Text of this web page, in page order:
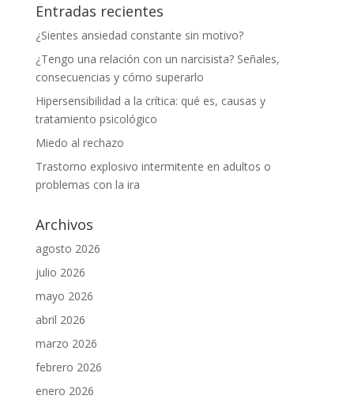
Entradas recientes
¿Sientes ansiedad constante sin motivo?
¿Tengo una relación con un narcisista? Señales,
consecuencias y cómo superarlo
Hipersensibilidad a la crítica: qué es, causas y
tratamiento psicológico
Miedo al rechazo
Trastorno explosivo intermitente en adultos o
problemas con la ira
Archivos
agosto 2026
julio 2026
mayo 2026
abril 2026
marzo 2026
febrero 2026
enero 2026